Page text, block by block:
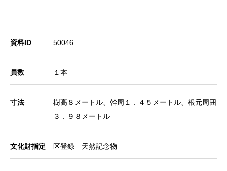
資料ID 50046
員数 １本
寸法
樹高８メートル、幹周１．４５メートル、根元周囲
３．９８メートル
文化財指定 区登録 天然記念物